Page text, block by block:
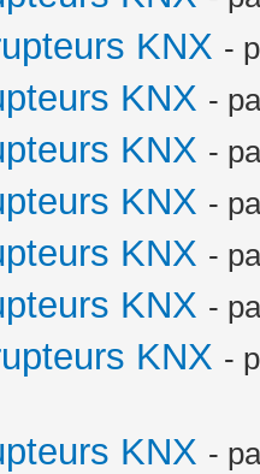
KNX -
KNX -
KNX -
KNX -
KNX -
KNX -
KNX -
KNX -